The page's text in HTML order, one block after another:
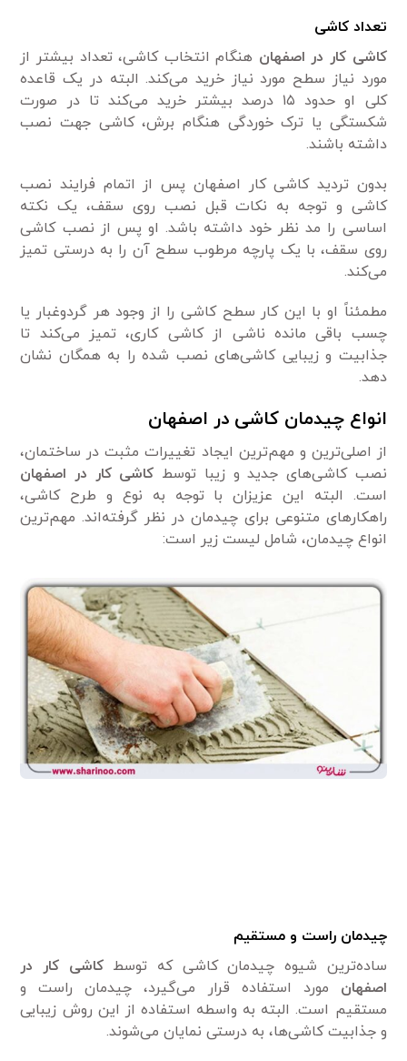
تعداد کاشی
کاشی کار در اصفهان هنگام انتخاب کاشی، تعداد بیشتر از
مورد نیاز سطح مورد نیاز خرید می‌کند. البته در یک قاعده
کلی او حدود ۱۵ درصد بیشتر خرید می‌کند تا در صورت
شکستگی یا ترک خوردگی هنگام برش، کاشی جهت نصب
داشته باشند.
بدون تردید کاشی کار اصفهان پس از اتمام فرایند نصب
کاشی و توجه به نکات قبل نصب روی سقف، یک نکته
اساسی را مد نظر خود داشته باشد. او پس از نصب کاشی
روی سقف، با یک پارچه مرطوب سطح آن را به درستی تمیز
می‌کند.
مطمئناً او با این کار سطح کاشی را از وجود هر گردوغبار یا
چسب باقی مانده ناشی از کاشی کاری، تمیز می‌کند تا
جذابیت و زیبایی کاشی‌های نصب شده را به همگان نشان
دهد.
انواع چیدمان کاشی در اصفهان
از اصلی‌ترین و مهم‌ترین ایجاد تغییرات مثبت در ساختمان،
نصب کاشی‌های جدید و زیبا توسط کاشی کار در اصفهان
است. البته این عزیزان با توجه به نوع و طرح کاشی،
راهکار‌های متنوعی برای چیدمان در نظر گرفته‌اند. مهم‌ترین
انواع چیدمان، شامل لیست زیر است:
چیدمان راست و مستقیم
ساده‌ترین شیوه چیدمان کاشی که توسطکاشی کار در
اصفهان مورد استفاده قرار می‌گیرد، چیدمان راست و
مستقیم است. البته به واسطه استفاده از این روش زیبایی
و جذابیت کاشی‌ها، به درستی نمایان می‌شوند.